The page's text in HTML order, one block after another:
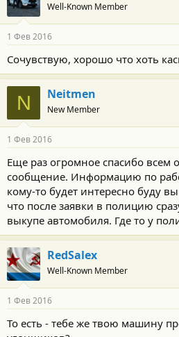
Well-Known Member
1 Фев 2016
Сочувствую, хорошо что хоть
N Neitmen
New Member
1 Фев 2016
Еще раз огромное спасибо всем
сообщение. Информацию по
кому-то будет интересно буду
что после заявки в полицию
выкупе автомобиля. Где то у
RedSalex
Well-Known Member
1 Фев 2016
То есть - тебе же твою машину